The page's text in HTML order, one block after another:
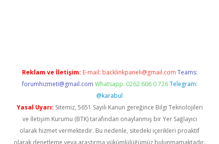
Reklam ve İletişim: E-mail: backlinkpaneli@gmail.com Teams:
forumhizmeti@gmail.com Whatsapp: 0262 606 0 726 Telegram:
@karabul
Yasal Uyarı: Sitemiz, 5651 Sayılı Kanun gereğince Bilgi Teknolojileri
ve İletişim Kurumu (BTK) tarafından onaylanmış bir Yer Sağlayıcı
olarak hizmet vermektedir. Bu nedenle, sitedeki içerikleri proaktif
olarak denetleme veya araştırma yükümlülüğümüz bulunmamaktadır.